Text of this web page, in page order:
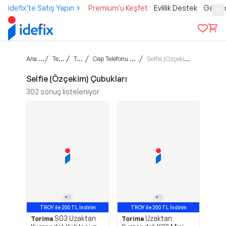
idefix’te Satış Yapın Premium'u Keşfet Evlilik Destek
Ana sayfa/ Teknoloji / Telefon / Cep Telefonu Aksesuarları / Selfie (Özçekim) Çubukları
Selfie (Özçekim) Çubukları
302 sonuç listeleniyor
TROY ile 200 TL İndirim
Torima S03 Uzaktan
TROY ile 200 TL İndirim
Torima Uzaktan